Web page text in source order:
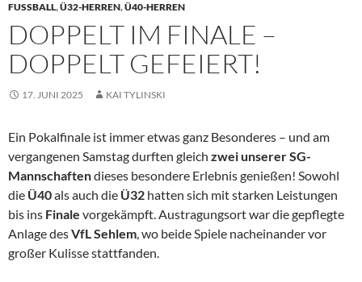
FUSSBALL ,Ü32-HERREN,Ü40-HERREN
DOPPELT IM FINALE –
DOPPELT GEFEIERT!
17. JUNI 2025 KAI TYLINSKI
Ein Pokalfinale ist immer etwas ganz Besonderes – und am
vergangenen Samstag durften gleich zwei unserer SG-
Mannschaftendieses besondere Erlebnis genießen! Sowohl
die Ü40als auch die Ü32 hatten sich mit starken Leistungen
bis ins Finale vorgekämpft. Austragungsort war die gepflegte
Anlage desVfL Sehlem, wo beide Spiele nacheinander vor
großer Kulisse stattfanden.